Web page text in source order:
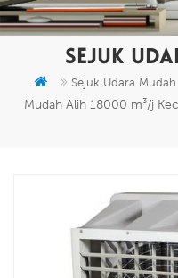
SEJUK
Sejuk Udara
Mudah Alih 18000 m³/j